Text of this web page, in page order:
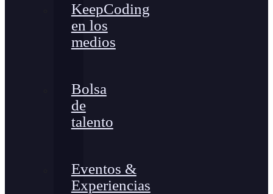
KeepCoding
en los
medios
Bolsa
de
talento
Eventos &
Experiencias